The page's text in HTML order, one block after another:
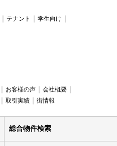
テナント
学生向け
お客様の声
会社概要
取引実績 街情報
総合物件検索